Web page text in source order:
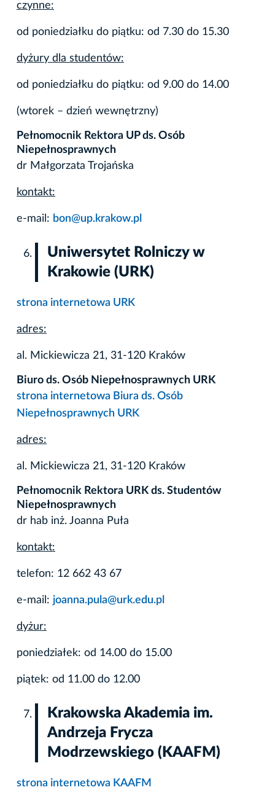
czynne:
od poniedziałku do piątku: od 7.30 do 15.30
dyżury dla studentów:
od poniedziałku do piątku: od 9.00 do 14.00
(wtorek – dzień wewnętrzny)
Pełnomocnik Rektora UP ds. Osób
Niepełnosprawnych
dr Małgorzata Trojańska
kontakt:
e-mail: bon@up.krakow.pl
Uniwersytet Rolniczy w
Krakowie (URK)
strona internetowa URK
adres:
al. Mickiewicza 21, 31-120 Kraków
Biuro ds. Osób Niepełnosprawnych URK
strona internetowa Biura ds. Osób
Niepełnosprawnych URK
adres:
al. Mickiewicza 21, 31-120 Kraków
Pełnomocnik Rektora URK ds. Studentów
Niepełnosprawnych
dr hab inż. Joanna Puła
kontakt:
telefon: 12 662 43 67
e-mail: joanna.pula@urk.edu.pl
dyżur:
poniedziałek: od 14.00 do 15.00
piątek: od 11.00 do 12.00
Krakowska Akademia im.
Andrzeja Frycza
Modrzewskiego (KAAFM)
strona internetowa KAAFM